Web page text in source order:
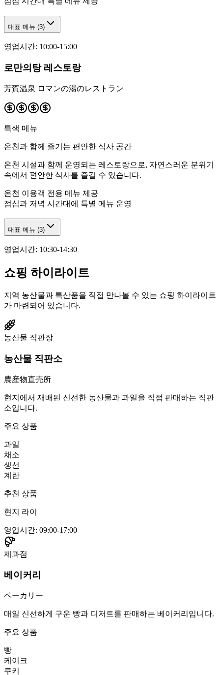
대표 메뉴 (3)
영업시간: 10:00-15:00
로만의탕 레스토랑
芳賀温泉 ロマンの湯のレストラン
특색 메뉴
온천과 함께 즐기는 편안한 식사 공간
온천 시설과 함께 운영되는 레스토랑으로, 자연스러운 분위기
속에서 편안한 식사를 즐길 수 있습니다.
온천 이용객 전용 메뉴 제공
점심과 저녁 시간대에 특별 메뉴 운영
대표 메뉴 (3)
영업시간: 10:30-14:30
쇼핑 하이라이트
지역 농산물과 특산품을 직접 만나볼 수 있는 쇼핑 하이라이트
가 마련되어 있습니다.
농산물 직판장
농산물 직판소
農産物直売所
현지에서 재배된 신선한 농산물과 과일을 직접 판매하는 직판
소입니다.
주요 상품
과일
채소
생선
계란
추천 상품
현지 라이
영업시간: 09:00-17:00
제과점
베이커리
ベーカリー
매일 신선하게 구운 빵과 디저트를 판매하는 베이커리입니다.
주요 상품
빵
케이크
쿠키